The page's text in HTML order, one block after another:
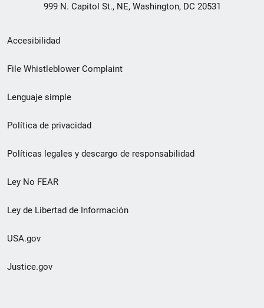
999 N. Capitol St., NE, Washington, DC 20531
Menú
de
de
pie
de
página
Accesibilidad
File Whistleblower Complaint
Lenguaje simple
Política de privacidad
Políticas legales y descargo de responsabilidad
Ley No FEAR
Ley de Libertad de Información
USA.gov
Justice.gov